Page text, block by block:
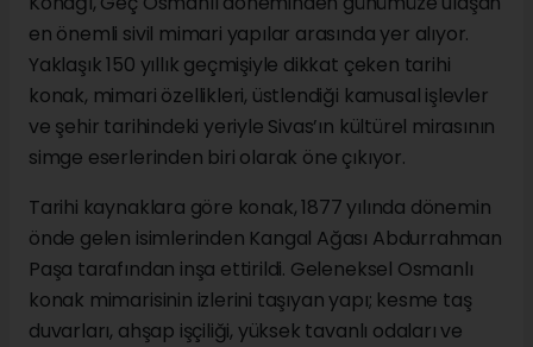
en önemli sivil mimari yapılar arasında yer alıyor.
Yaklaşık 150 yıllık geçmişiyle dikkat çeken tarihi
konak, mimari özellikleri, üstlendiği kamusal işlevler
ve şehir tarihindeki yeriyle Sivas’ın kültürel mirasının
simge eserlerinden biri olarak öne çıkıyor.
Tarihi kaynaklara göre konak, 1877 yılında dönemin
önde gelen isimlerinden Kangal Ağası Abdurrahman
Paşa tarafından inşa ettirildi. Geleneksel Osmanlı
konak mimarisinin izlerini taşıyan yapı; kesme taş
duvarları, ahşap işçiliği, yüksek tavanlı odaları ve